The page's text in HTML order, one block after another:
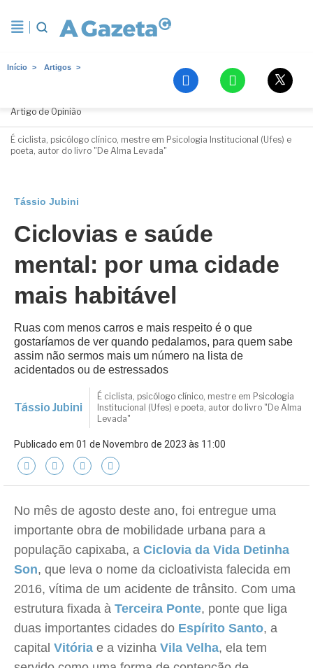
Início Artigos
Artigo de Opinião
É ciclista, psicólogo clínico, mestre em Psicologia Institucional (Ufes) e
poeta, autor do livro "De Alma Levada"
Tássio Jubini
Ciclovias e saúde
mental: por uma cidade
mais habitável
Ruas com menos carros e mais respeito é o que
gostaríamos de ver quando pedalamos, para quem sabe
assim não sermos mais um número na lista de
acidentados ou de estressados
Tássio Jubini
É ciclista, psicólogo clínico, mestre em Psicologia
Institucional (Ufes) e poeta, autor do livro "De Alma
Levada"
Publicado em 01 de Novembro de 2023 às 11:00
No mês de agosto deste ano, foi entregue uma
importante obra de mobilidade urbana para a
população capixaba, a Ciclovia da Vida Detinha
Son, que leva o nome da cicloativista falecida em
2016, vítima de um acidente de trânsito. Com uma
estrutura fixada à Terceira Ponte, ponte que liga
duas importantes cidades do Espírito Santo, a
capital Vitória e a vizinha Vila Velha, ela tem